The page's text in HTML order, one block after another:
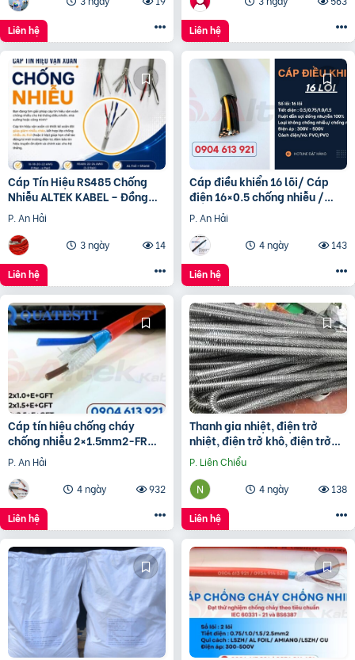
Liên hệ Liên hệ
Cáp Tín Hiệu RS485 Chống
Nhiễu ALTEK KABEL – Đồng
Nguyên Chất 100%, Truyền
Tín Hiệu Ổn Định
P. An Hải
3 ngày
14
Liên hệ
Cáp điều khiển 16 lõi/ Cáp
điện 16×0.5 chống nhiễu /
Control Cable SH -500
16×0.75 Altek Kabel
P. An Hải
4 ngày
143
Liên hệ
Cáp tín hiệu chống cháy
chống nhiễu 2×1.5mm2-FR
Altek Kabel
P. An Hải
4 ngày
932
Liên hệ
Thanh gia nhiệt, điện trở
nhiệt, điện trở khô, điện trở
đun hóa chất, điện trở lò nung
P. Liên Chiểu
4 ngày
138
Liên hệ